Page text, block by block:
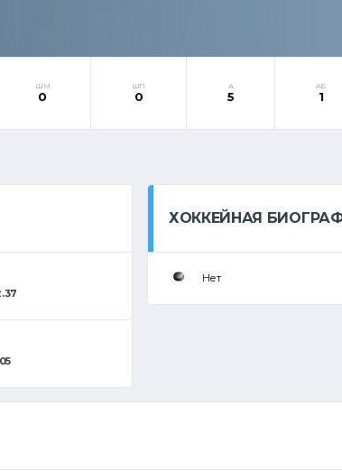
ШМ
0
ШП
0
А
5
АБ
1
ХОККЕЙНАЯ
Нет